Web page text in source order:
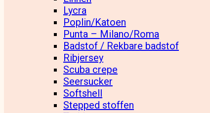
Lycra
Poplin/Katoen
Punta – Milano/Roma
Badstof / Rekbare badstof
Ribjersey
Scuba crepe
Seersucker
Softshell
Stepped stoffen